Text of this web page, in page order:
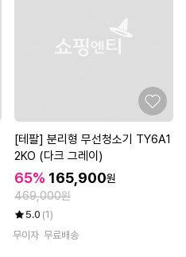
[테팔] 분리형 무선청소기 TY6A1
2KO (다크 그레이)
65% 165,900원
469,000원
5.0 (1)
무이자 무료배송